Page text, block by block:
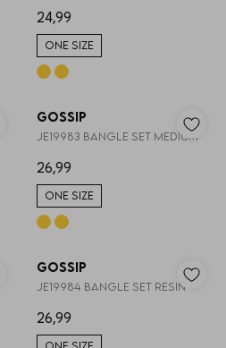
24,99
ONE SIZE
1/2
Gossip
JE19983 BANGLE SET MEDIUM
26,99
ONE SIZE
1/2
Gossip
JE19984 BANGLE SET RESIN
26,99